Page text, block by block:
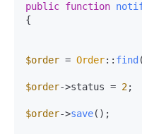
public function
{
$order = Order:: find (
$order->status = 2;
$order->save();